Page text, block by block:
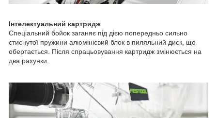
Інтелектуальний картридж
Спеціальний бойок заганяє під дією попередньо сильно
стиснутої пружини алюмінієвий блок в пиляльний диск, що
обертається. Після спрацьовування картридж змінюється на
два рахунки.